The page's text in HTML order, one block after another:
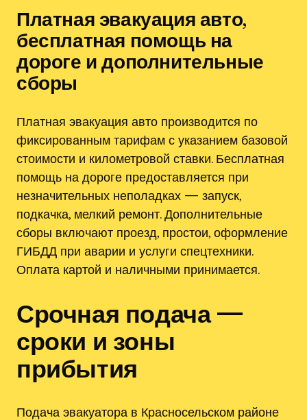
Платная эвакуация авто,
бесплатная помощь на
дороге и дополнительные
сборы
Платная эвакуация авто производится по
фиксированным тарифам с указанием базовой
стоимости и километровой ставки. Бесплатная
помощь на дороге предоставляется при
незначительных неполадках — запуск,
подкачка, мелкий ремонт. Дополнительные
сборы включают проезд, простои, оформление
ГИБДД при аварии и услуги спецтехники.
Оплата картой и наличными принимается.
Срочная подача —
сроки и зоны
прибытия
Подача эвакуатора в Красносельском районе